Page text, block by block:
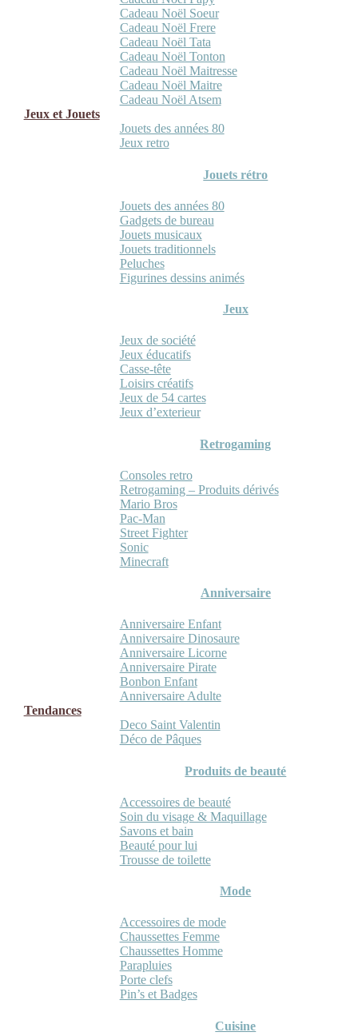
Cadeau Noël Soeur
Cadeau Noël Frere
Cadeau Noël Tata
Cadeau Noël Tonton
Cadeau Noël Maitresse
Cadeau Noël Maitre
Cadeau Noël Atsem
Jeux et Jouets
Jouets des années 80
Jeux retro
Jouets rétro
Jouets des années 80
Gadgets de bureau
Jouets musicaux
Jouets traditionnels
Peluches
Figurines dessins animés
Jeux
Jeux de société
Jeux éducatifs
Casse-tête
Loisirs créatifs
Jeux de 54 cartes
Jeux d’exterieur
Retrogaming
Consoles retro
Retrogaming – Produits dérivés
Mario Bros
Pac-Man
Street Fighter
Sonic
Minecraft
Anniversaire
Anniversaire Enfant
Anniversaire Dinosaure
Anniversaire Licorne
Anniversaire Pirate
Bonbon Enfant
Anniversaire Adulte
Tendances
Deco Saint Valentin
Déco de Pâques
Produits de beauté
Accessoires de beauté
Soin du visage & Maquillage
Savons et bain
Beauté pour lui
Trousse de toilette
Mode
Accessoires de mode
Chaussettes Femme
Chaussettes Homme
Parapluies
Porte clefs
Pin’s et Badges
Cuisine